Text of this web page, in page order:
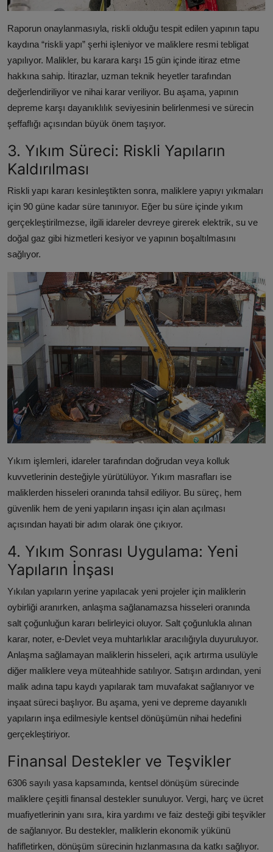
Raporun onaylanmasıyla, riskli olduğu tespit edilen yapının tapu
kaydına “riskli yapı” şerhi işleniyor ve maliklere resmi tebligat
yapılıyor. Malikler, bu karara karşı 15 gün içinde itiraz etme
hakkına sahip. İtirazlar, uzman teknik heyetler tarafından
değerlendiriliyor ve nihai karar veriliyor. Bu aşama, yapının
depreme karşı dayanıklılık seviyesinin belirlenmesi ve sürecin
şeffaflığı açısından büyük önem taşıyor.
3. Yıkım Süreci: Riskli Yapıların
Kaldırılması
Riskli yapı kararı kesinleştikten sonra, maliklere yapıyı yıkmaları
için 90 güne kadar süre tanınıyor. Eğer bu süre içinde yıkım
gerçekleştirilmezse, ilgili idareler devreye girerek elektrik, su ve
doğal gaz gibi hizmetleri kesiyor ve yapının boşaltılmasını
sağlıyor.
Yıkım işlemleri, idareler tarafından doğrudan veya kolluk
kuvvetlerinin desteğiyle yürütülüyor. Yıkım masrafları ise
maliklerden hisseleri oranında tahsil ediliyor. Bu süreç, hem
güvenlik hem de yeni yapıların inşası için alan açılması
açısından hayati bir adım olarak öne çıkıyor.
4. Yıkım Sonrası Uygulama: Yeni
Yapıların İnşası
Yıkılan yapıların yerine yapılacak yeni projeler için maliklerin
oybirliği aranırken, anlaşma sağlanamazsa hisseleri oranında
salt çoğunluğun kararı belirleyici oluyor. Salt çoğunlukla alınan
karar, noter, e-Devlet veya muhtarlıklar aracılığıyla duyuruluyor.
Anlaşma sağlamayan maliklerin hisseleri, açık artırma usulüyle
diğer maliklere veya müteahhide satılıyor. Satışın ardından, yeni
malik adına tapu kaydı yapılarak tam muvafakat sağlanıyor ve
inşaat süreci başlıyor. Bu aşama, yeni ve depreme dayanıklı
yapıların inşa edilmesiyle kentsel dönüşümün nihai hedefini
gerçekleştiriyor.
Finansal Destekler ve Teşvikler
6306 sayılı yasa kapsamında, kentsel dönüşüm sürecinde
maliklere çeşitli finansal destekler sunuluyor. Vergi, harç ve ücret
muafiyetlerinin yanı sıra, kira yardımı ve faiz desteği gibi teşvikler
de sağlanıyor. Bu destekler, maliklerin ekonomik yükünü
hafifletirken, dönüşüm sürecinin hızlanmasına da katkı sağlıyor.